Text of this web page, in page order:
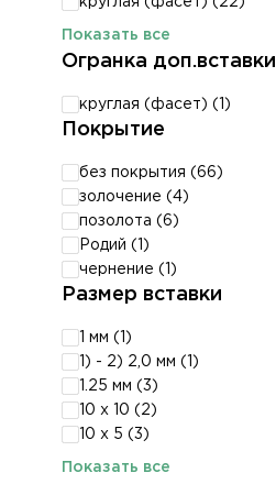
Показать все
Огранка доп.вставки
круглая (фасет) ( )
Покрытие
без покрытия (66 )
золочение (4)
позолота (6 )
Родий (
)
чернение (
)
Размер вставки
1 мм (
)
1) - 2) 2,0 мм (
)
1.25 мм (3 )
10 х 10 ( 2 )
10 х 5 (3 )
Показать все